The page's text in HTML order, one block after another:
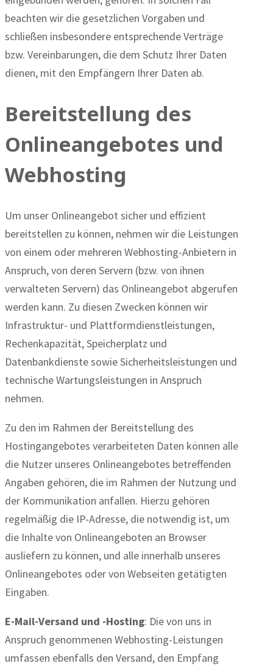
beachten wir die gesetzlichen Vorgaben und
schließen insbesondere entsprechende Verträge
bzw. Vereinbarungen, die dem Schutz Ihrer Daten
dienen, mit den Empfängern Ihrer Daten ab.
Bereitstellung des
Onlineangebotes und
Webhosting
Um unser Onlineangebot sicher und effizient
bereitstellen zu können, nehmen wir die Leistungen
von einem oder mehreren Webhosting-Anbietern in
Anspruch, von deren Servern (bzw. von ihnen
verwalteten Servern) das Onlineangebot abgerufen
werden kann. Zu diesen Zwecken können wir
Infrastruktur- und Plattformdienstleistungen,
Rechenkapazität, Speicherplatz und
Datenbankdienste sowie Sicherheitsleistungen und
technische Wartungsleistungen in Anspruch
nehmen.
Zu den im Rahmen der Bereitstellung des
Hostingangebotes verarbeiteten Daten können alle
die Nutzer unseres Onlineangebotes betreffenden
Angaben gehören, die im Rahmen der Nutzung und
der Kommunikation anfallen. Hierzu gehören
regelmäßig die IP-Adresse, die notwendig ist, um
die Inhalte von Onlineangeboten an Browser
ausliefern zu können, und alle innerhalb unseres
Onlineangebotes oder von Webseiten getätigten
Eingaben.
E-Mail-Versand und -Hosting: Die von uns in
Anspruch genommenen Webhosting-Leistungen
umfassen ebenfalls den Versand, den Empfang